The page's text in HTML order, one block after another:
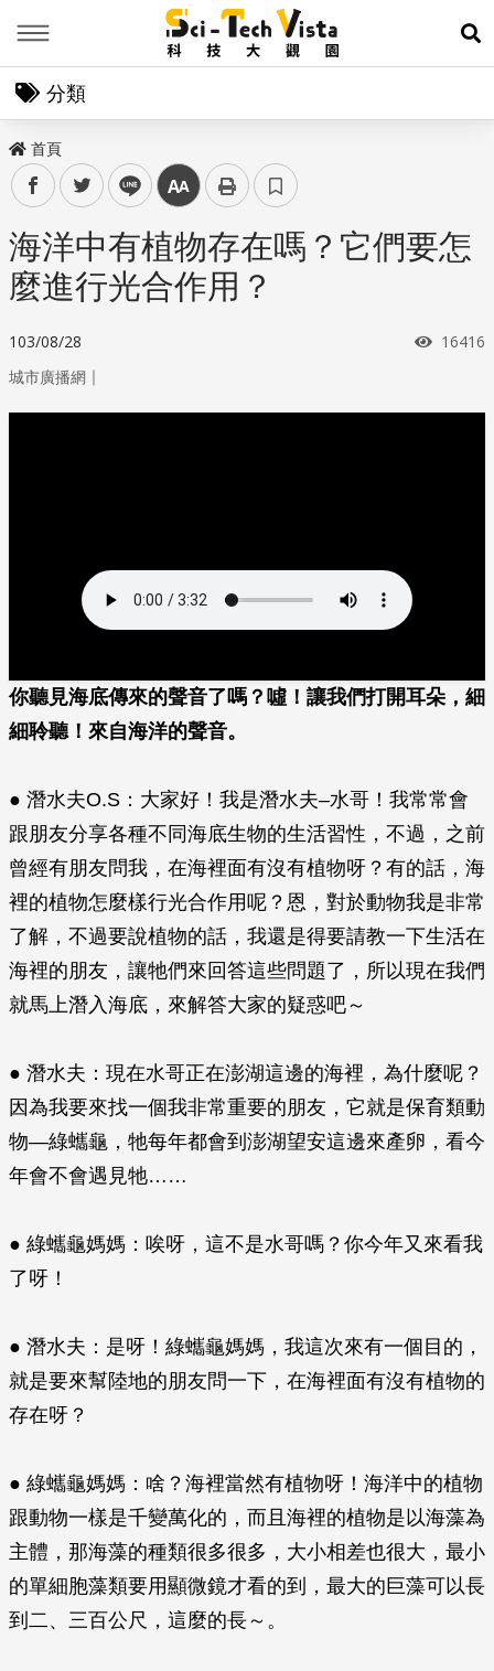
展
分類
首頁
facebooktwitter line 中
海洋中有植物存在嗎？它們要怎
麼進行光合作用？
103/08/28 瀏覽次
16416
城市廣播網 ｜
你聽見海底傳來的聲音了嗎？噓！讓我們打開耳朵，細
細聆聽！來自海洋的聲音。
● 潛水夫O.S：大家好！我是潛水夫–水哥！我常常會
跟朋友分享各種不同海底生物的生活習性，不過，之前
曾經有朋友問我，在海裡面有沒有植物呀？有的話，海
裡的植物怎麼樣行光合作用呢？恩，對於動物我是非常
了解，不過要說植物的話，我還是得要請教一下生活在
海裡的朋友，讓牠們來回答這些問題了，所以現在我們
就馬上潛入海底，來解答大家的疑惑吧～
● 潛水夫：現在水哥正在澎湖這邊的海裡，為什麼呢？
因為我要來找一個我非常重要的朋友，它就是保育類動
物—綠蠵龜，牠每年都會到澎湖望安這邊來產卵，看今
年會不會遇見牠……
● 綠蠵龜媽媽：唉呀，這不是水哥嗎？你今年又來看我
了呀！
● 潛水夫：是呀！綠蠵龜媽媽，我這次來有一個目的，
就是要來幫陸地的朋友問一下，在海裡面有沒有植物的
存在呀？
● 綠蠵龜媽媽：啥？海裡當然有植物呀！海洋中的植物
跟動物一樣是千變萬化的，而且海裡的植物是以海藻為
主體，那海藻的種類很多很多，大小相差也很大，最小
的單細胞藻類要用顯微鏡才看的到，最大的巨藻可以長
到二、三百公尺，這麼的長～。